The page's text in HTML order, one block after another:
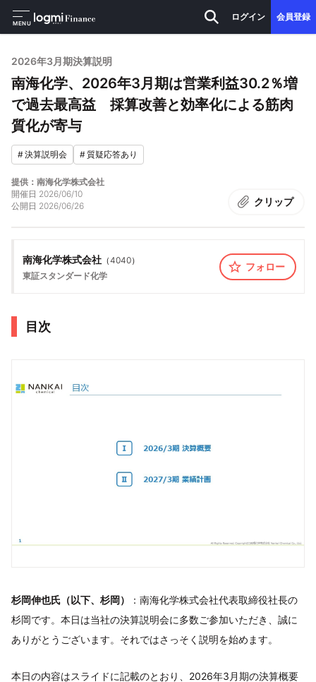
MENU
ログイン 会員登録
2026年3月期決算説明
南海化学、2026年3月期は営業利益30.2％増
で過去最高益 採算改善と効率化による筋肉
質化が寄与
#決算説明会 #質疑応答あり
提供：南海化学株式会社
開催日 2026/06/10
公開日 2026/06/26 クリップ
南海化学株式会社 （4040）
東証スタンダード化学
フォロー
目次
杉岡伸也氏（以下、杉岡）
：南海化学株式会社代表取締役社長の
杉岡です。本日は当社の決算説明会に多数ご参加いただき、誠に
ありがとうございます。それではさっそく説明を始めます。
本日の内容はスライドに記載のとおり、2026年3月期の決算概要